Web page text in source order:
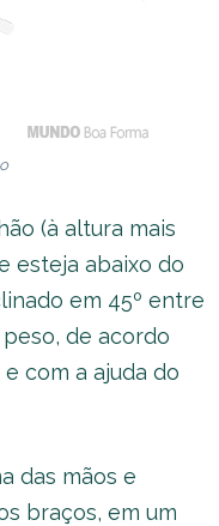
(à altura mais
esteja abaixo do
em 45º entre
de acordo
com a ajuda do
das mãos e
braços, em um